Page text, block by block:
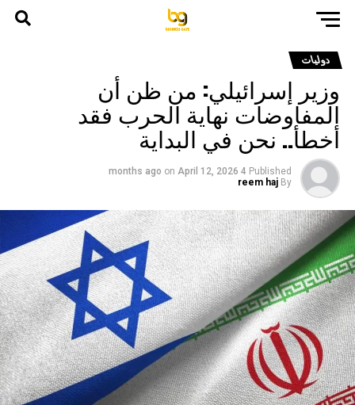
دوليات
وزير إسرائيلي: من ظن أن
المفاوضات نهاية الحرب فقد
أخطأ.. نحن في البداية
Published
4 months ago
on April 12, 2026
By
reem haj